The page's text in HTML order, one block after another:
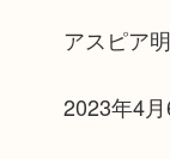
アスピア
2023年4